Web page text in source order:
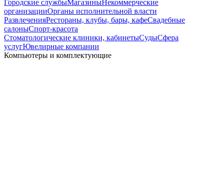
Городские службыМагазиныНекоммерческие
организацииОрганы исполнительной власти
РазвлеченияРестораны, клубы, бары, кафеСвадебные
салоныСпорт-красота
Стоматологические клиники, кабинетыСудыСфера
услугЮвелирные компании
Компьютеры и комплектующие